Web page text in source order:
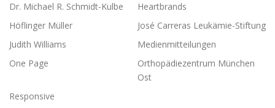
Dr. Michael R. Schmidt-Kulbe
Heartbrands
Höflinger Müller
José Carreras Leukämie-Stiftung
Judith Williams
Medienmitteilungen
One Page
Orthopädiezentrum München
Ost
Responsive